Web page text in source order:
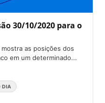
30/10/2020 para o
as posições dos
em um determinado...
DIA